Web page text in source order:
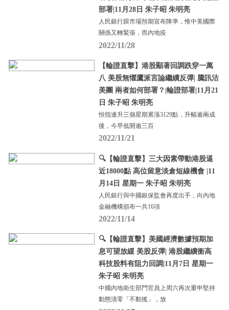
部署|11月28日 朱子昭 朱明亮
人民銀行跟市場預期宣布降準，惟中美國際
關係又轉緊張，而內地疫
2022/11/28
【輪證直擊】港股顯著回調跌穿一萬
八 美股無懼鷹派言論繼續反彈| 騰訊沽
美團 兩者如何部署？|輪證部署|11月21
日 朱子昭 朱明亮
恒指連升三個星期累漲3129點，升幅逾兩成
後，今早低開逾三百
2022/11/21
🔍【輪證直擊】三大因素帶動港股逼
近18000點 高位留意淡倉短線機會 |11
月14日 星期一 朱子昭 朱明亮
人民銀行與中國銀保監會再度出手，向內地
金融機構頒布一共16項
2022/11/14
🔍【輪證直擊】美國經濟數據預期加
息可望放緩 美股反彈| 港股繼續衝高
科技股料有阻力回調|11月7日 星期一
朱子昭 朱明亮
中國內地衛生部門官員上周六再次重申堅持
動態清零「不動搖」，放